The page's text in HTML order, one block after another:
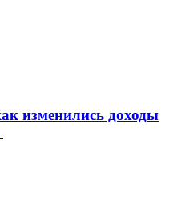
изменились доходы